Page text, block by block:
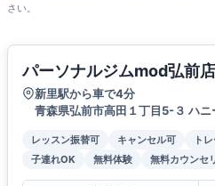
さい。
パーソナルジムmod弘前店
新里駅から車で4分
青森県弘前市高田１丁目5-３ ハニ
レッスン振替可 キャンセル可 ト
子連れOK
無料体験 無料カウンセ